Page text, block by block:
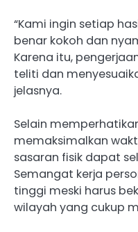
“Kami ingin setiap
benar kokoh dan
Karena itu,
teliti dan
jelasnya.
Selain
memaksimalkan
sasaran fisik dapat
Semangat kerja
tinggi meski harus
wilayah yang cukup